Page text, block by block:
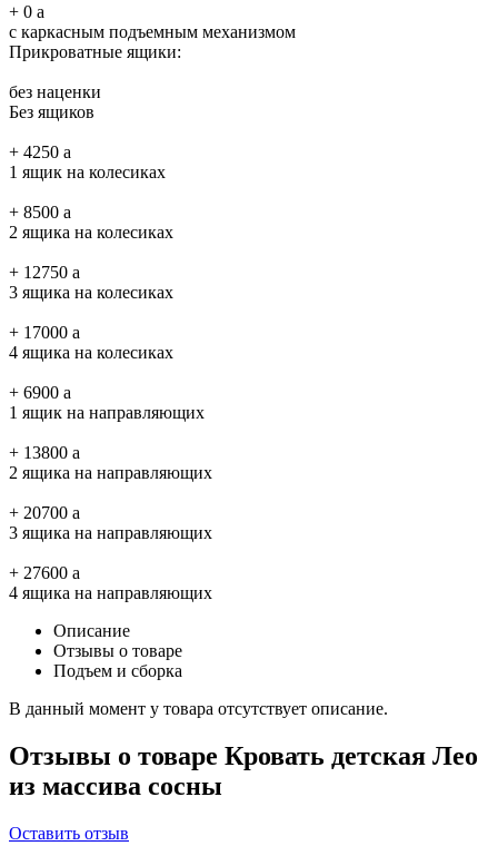
+ 0 a
с каркасным подъемным механизмом
Прикроватные ящики:
без наценки
Без ящиков
+ 4250 a
1 ящик на колесиках
+ 8500 a
2 ящика на колесиках
+ 12750 a
3 ящика на колесиках
+ 17000 a
4 ящика на колесиках
+ 6900 a
1 ящик на направляющих
+ 13800 a
2 ящика на направляющих
+ 20700 a
3 ящика на направляющих
+ 27600 a
4 ящика на направляющих
Описание
Отзывы о товаре
Подъем и сборка
В данный момент у товара отсутствует описание.
Отзывы о товаре Кровать детская Лео
из массива сосны
Оставить отзыв